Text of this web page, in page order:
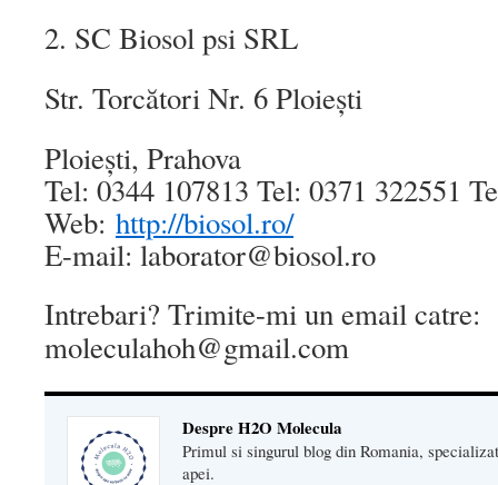
2. SC Biosol psi SRL
Str. Torcători Nr. 6 Ploieşti
Ploieşti, Prahova
Tel: 0344 107813 Tel: 0371 322551
Web: http://biosol.ro/
E-mail: laborator@biosol.ro
Intrebari? Trimite-mi un email catre:
moleculahoh@gmail.com
Despre H2O Molecula
Primul si singurul blog din Romania,
apei.